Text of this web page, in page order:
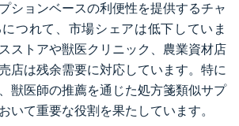
ションベースの利便性を提供するチャ
つれて、市場シェアは低下していま
ストアや獣医クリニック、農業資材店
店は残余需要に対応しています。特に
獣医師の推薦を通じた処方箋類似サプ
いて重要な役割を果たしています。